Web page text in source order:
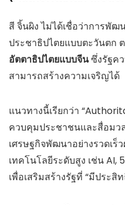
สี จิ้นผิง ไม่ได้เชื่อว่าการพัฒ
ประชาธิปไตยแบบตะวันตก
อัตตาธิปไตยแบบจีนซึ่งรัฐค
สามารถสร้างความเจริญได้
แนวทางนี้เรียกว่า
ควบคุมประชาชนและสื่อม
เศรษฐกิจพัฒนาอย่างรวดเร็
เทคโนโลยีระดับสูง เช่น AI,
เพื่อเสริมสร้างรัฐที่ “มีประสิ